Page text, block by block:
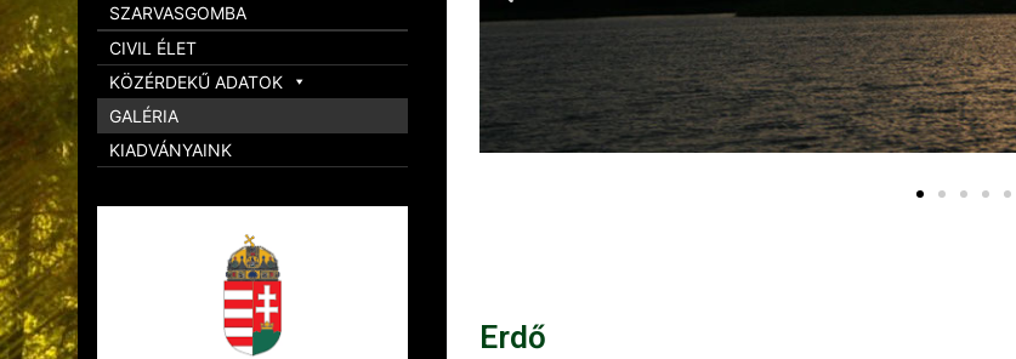
Erdő
SZARVASGOMBA
CIVIL ÉLET
KÖZÉRDEKŰ ADATOK
GALÉRIA
KIADVÁNYAINK